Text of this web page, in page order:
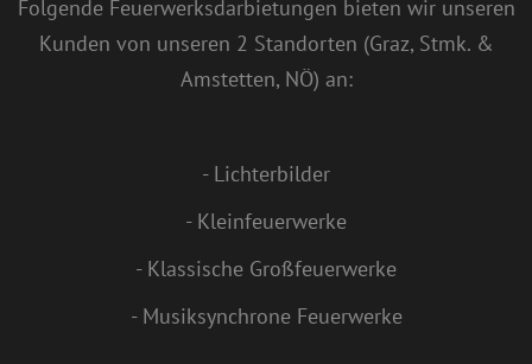
Folgende Feuerwerksdarbietungen bieten wir unseren
Kunden von unseren 2 Standorten (Graz, Stmk. &
Amstetten, NÖ) an:
- Lichterbilder
- Kleinfeuerwerke
- Klassische Großfeuerwerke
- Musiksynchrone Feuerwerke